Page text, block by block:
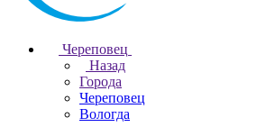
Череповец
Назад
Города
Череповец
Вологда